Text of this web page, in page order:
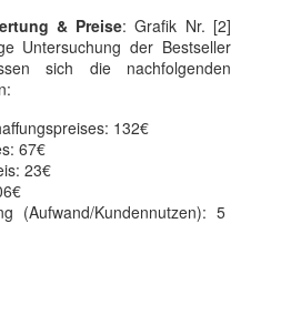
& Preise: Grafik Nr. [2]
Untersuchung der Bestseller
sich die nachfolgenden
132€
67€
23€
(Aufwand/Kundennutzen): 5